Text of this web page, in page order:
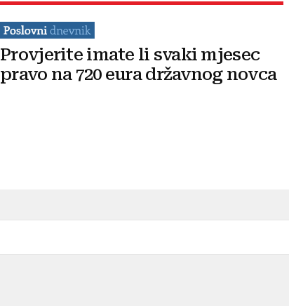
Provjerite imate li svaki mjesec
pravo na 720 eura državnog novca